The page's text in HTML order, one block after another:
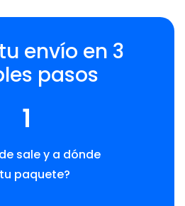
envío en 3
pasos
1
sale y a dónde
paquete?